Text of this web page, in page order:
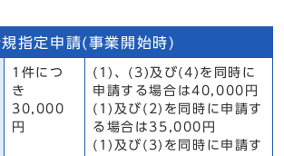
規指定申請(事業開始時)
1件につ
き
30,000
円
(1)、(3)及び(4)を同時に
申請する場合は40,000円
(1)及び(2)を同時に申請す
る場合は35,000円
(1)及び(3)を同時に申請す